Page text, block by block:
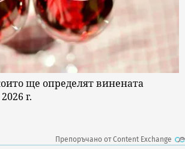
ще определят винената
г.
Препоръчано от Content Exchange